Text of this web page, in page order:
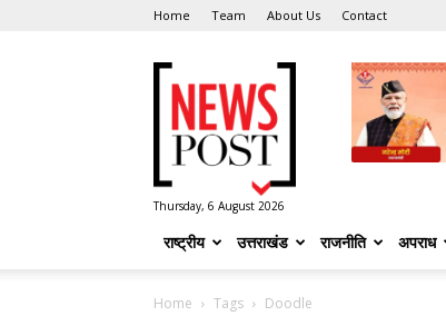
Home Team About Us Contact
Post
Thursday, 6 August 2026
राष्ट्रीय उत्तराखंड राजनीति अपराध
Home Tags Doodle